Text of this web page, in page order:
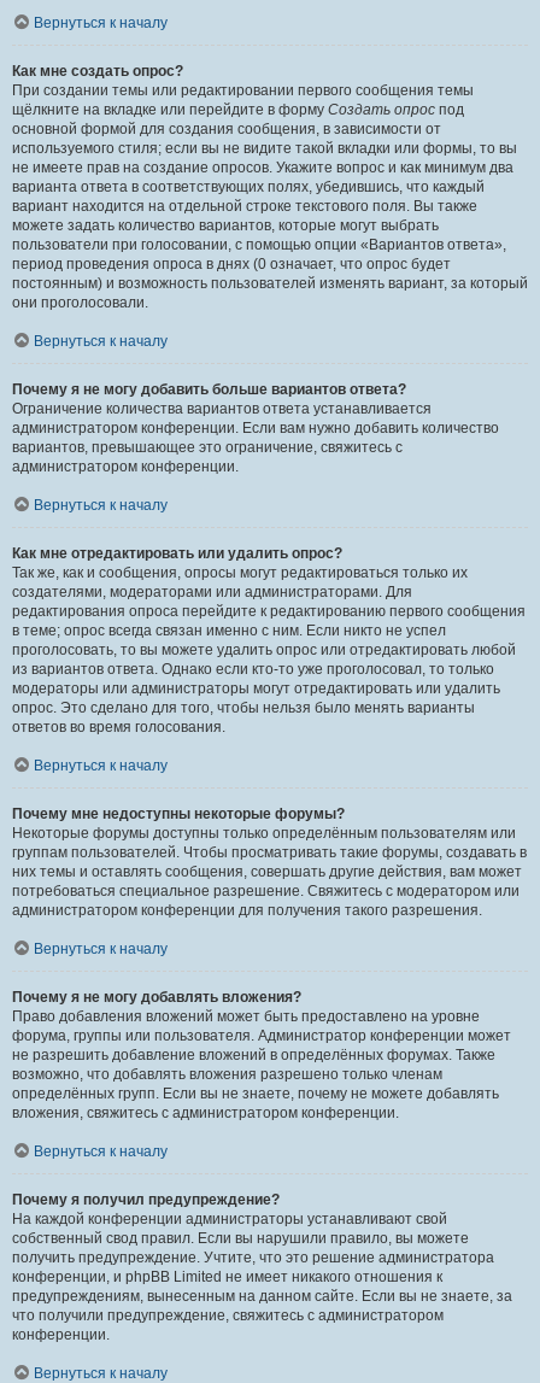
Вернуться к началу
Как мне создать опрос?
При создании темы или редактировании первого сообщения темы
щёлкните на вкладке или перейдите в форму Создать опрос под
основной формой для создания сообщения, в зависимости от
используемого стиля; если вы не видите такой вкладки или формы, то вы
не имеете прав на создание опросов. Укажите вопрос и как минимум два
варианта ответа в соответствующих полях, убедившись, что каждый
вариант находится на отдельной строке текстового поля. Вы также
можете задать количество вариантов, которые могут выбрать
пользователи при голосовании, с помощью опции «Вариантов ответа»,
период проведения опроса в днях (0 означает, что опрос будет
постоянным) и возможность пользователей изменять вариант, за который
они проголосовали.
Вернуться к началу
Почему я не могу добавить больше вариантов ответа?
Ограничение количества вариантов ответа устанавливается
администратором конференции. Если вам нужно добавить количество
вариантов, превышающее это ограничение, свяжитесь с
администратором конференции.
Вернуться к началу
Как мне отредактировать или удалить опрос?
Так же, как и сообщения, опросы могут редактироваться только их
создателями, модераторами или администраторами. Для
редактирования опроса перейдите к редактированию первого сообщения
в теме; опрос всегда связан именно с ним. Если никто не успел
проголосовать, то вы можете удалить опрос или отредактировать любой
из вариантов ответа. Однако если кто-то уже проголосовал, то только
модераторы или администраторы могут отредактировать или удалить
опрос. Это сделано для того, чтобы нельзя было менять варианты
ответов во время голосования.
Вернуться к началу
Почему мне недоступны некоторые форумы?
Некоторые форумы доступны только определённым пользователям или
группам пользователей. Чтобы просматривать такие форумы, создавать в
них темы и оставлять сообщения, совершать другие действия, вам может
потребоваться специальное разрешение. Свяжитесь с модератором или
администратором конференции для получения такого разрешения.
Вернуться к началу
Почему я не могу добавлять вложения?
Право добавления вложений может быть предоставлено на уровне
форума, группы или пользователя. Администратор конференции может
не разрешить добавление вложений в определённых форумах. Также
возможно, что добавлять вложения разрешено только членам
определённых групп. Если вы не знаете, почему не можете добавлять
вложения, свяжитесь с администратором конференции.
Вернуться к началу
Почему я получил предупреждение?
На каждой конференции администраторы устанавливают свой
собственный свод правил. Если вы нарушили правило, вы можете
получить предупреждение. Учтите, что это решение администратора
конференции, и phpBB Limited не имеет никакого отношения к
предупреждениям, вынесенным на данном сайте. Если вы не знаете, за
что получили предупреждение, свяжитесь с администратором
конференции.
Вернуться к началу